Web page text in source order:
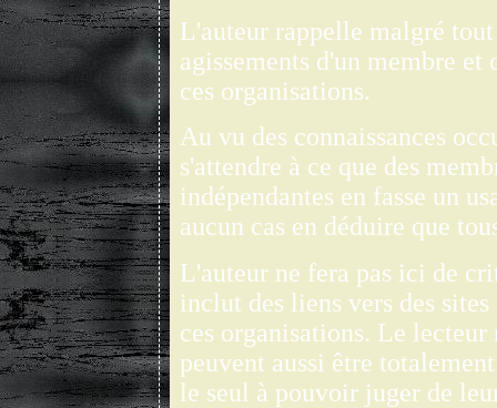
L'auteur rappelle malgré
agissements d'un membre et
ces organisations.
Au vu des connaissances
s'attendre à ce que des
indépendantes en fasse un
aucun cas en déduire que
L'auteur ne fera pas ici de
inclut des liens vers des
ces organisations. Le
peuvent aussi être
le seul à pouvoir juger de